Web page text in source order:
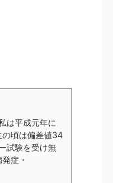
は平成元年に
の頃は偏差値34
試験を受け無
症・